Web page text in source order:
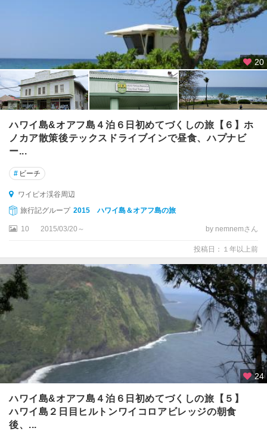
モ
キ
ニ
島
ラ
ナ
島
ワ
イ
ピ
周
辺
ワ
渓
立
公
園
20
ハワイ島&オアフ島４泊６日初めてづくしの旅【６】ホ
ノカア散策後テックスドライブインで昼食、ハプナビ
ー...
# ビーチ
ワイピオ渓谷周辺
旅行記グループ 2015 ハワイ島＆オアフ島の旅
10 2015/03/20～ by nemnemさん
投稿日：１年以上前
24
ハワイ島&オアフ島４泊６日初めてづくしの旅【５】
ハワイ島２日目ヒルトンワイコロアビレッジの朝食
後、...